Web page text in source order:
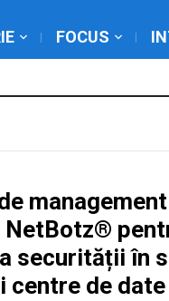
FOCUS
securității în
centre de date